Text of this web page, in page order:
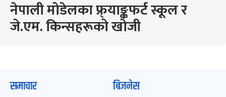
नेपाली मोडेलका फ्र्याङ्कफर्ट स्कूल र
जे.एम. किन्सहरूको खोजी
समाचार बिजनेस